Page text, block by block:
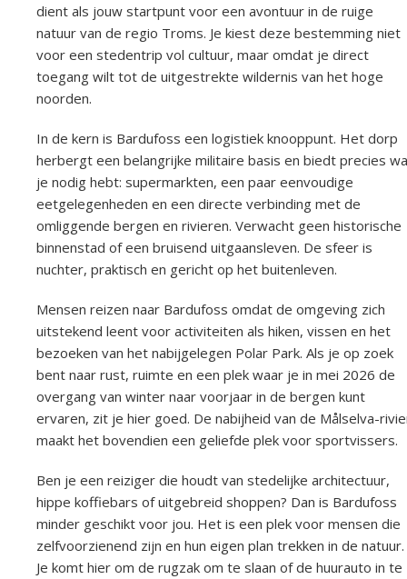
dient als jouw startpunt voor een avontuur in de ruige
natuur van de regio Troms. Je kiest deze bestemming niet
voor een stedentrip vol cultuur, maar omdat je direct
toegang wilt tot de uitgestrekte wildernis van het hoge
noorden.
In de kern is Bardufoss een logistiek knooppunt. Het dorp
herbergt een belangrijke militaire basis en biedt precies
je nodig hebt: supermarkten, een paar eenvoudige
eetgelegenheden en een directe verbinding met de
omliggende bergen en rivieren. Verwacht geen historische
binnenstad of een bruisend uitgaansleven. De sfeer is
nuchter, praktisch en gericht op het buitenleven.
Mensen reizen naar Bardufoss omdat de omgeving zich
uitstekend leent voor activiteiten als hiken, vissen en het
bezoeken van het nabijgelegen Polar Park. Als je op zoek
bent naar rust, ruimte en een plek waar je in mei 2026 de
overgang van winter naar voorjaar in de bergen kunt
ervaren, zit je hier goed. De nabijheid van de Målselva-
maakt het bovendien een geliefde plek voor sportvissers.
Ben je een reiziger die houdt van stedelijke architectuur,
hippe koffiebars of uitgebreid shoppen? Dan is Bardufoss
minder geschikt voor jou. Het is een plek voor mensen die
zelfvoorzienend zijn en hun eigen plan trekken in de natuur.
Je komt hier om de rugzak om te slaan of de huurauto in te